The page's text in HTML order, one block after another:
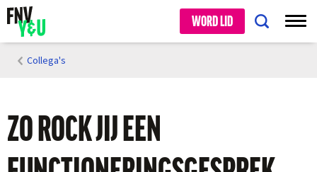
WORD LID
Collega's
ZO ROCK JIJ EEN